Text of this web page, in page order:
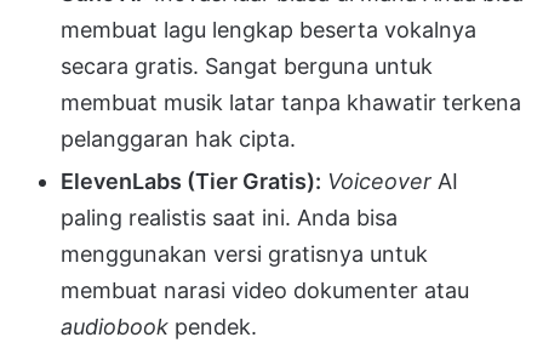
membuat lagu lengkap beserta vokalnya
secara gratis. Sangat berguna untuk
membuat musik latar tanpa khawatir terkena
pelanggaran hak cipta.
ElevenLabs (Tier Gratis): Voiceover AI
paling realistis saat ini. Anda bisa
menggunakan versi gratisnya untuk
membuat narasi video dokumenter atau
audiobook pendek.